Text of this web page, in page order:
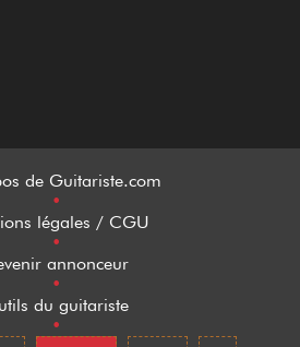
de Guitariste.com
•
légales / CGU
•
annonceur
•
du guitariste
•